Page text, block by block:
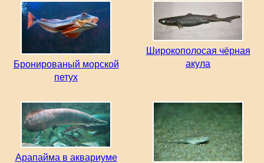
Бронированый морской
петух
Широкополосая чёрная
акула
Арапайма в аквариуме